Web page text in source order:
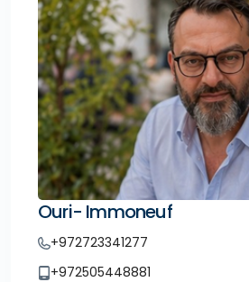
Ouri- Immoneuf
+972723341277
+972505448881